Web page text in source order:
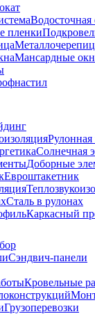
Водосточная
Мансардные
Рулонная
Солнечная
Доборные
Евроштакетник
Сталь в рулонах
Каркасный
Сэндвич-панели
Кровельные
Грузоперевозки